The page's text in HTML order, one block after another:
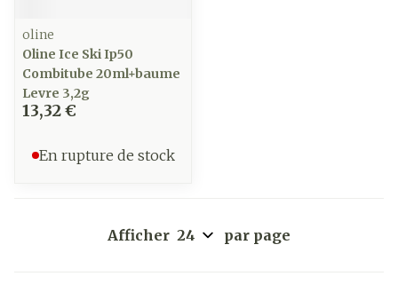
oline
Oline Ice Ski Ip50
Combitube 20ml+baume
Levre 3,2g
13,32 €
En rupture de stock
Afficher par page